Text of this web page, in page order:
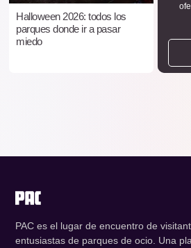
Halloween 2026: todos los
parques donde ir a pasar
miedo
PAC es el lugar de encuentro de
entusiastas de parques de ocio. Una